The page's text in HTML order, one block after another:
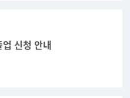
신청 안내